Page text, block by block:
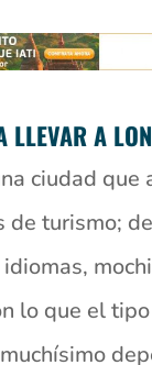
LLEVAR A
ciudad que
de turismo;
lo que el